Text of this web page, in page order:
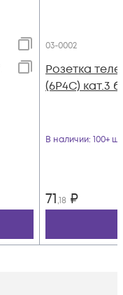
03-0002
Розетка
(6P4C) кат.3
В наличии: 100+ шт
71,18 ₽